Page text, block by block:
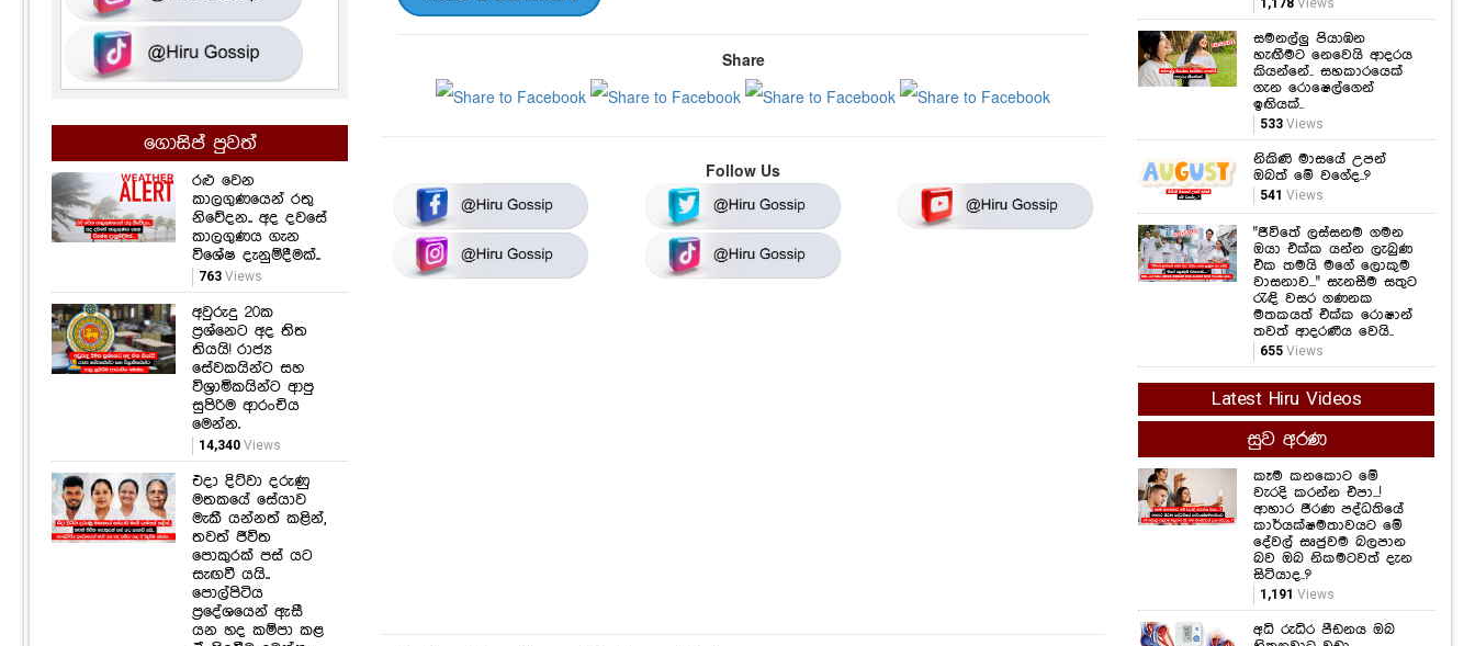
Share
Follow Us
1,178 Views
සමනල්ලු පියාඹන
හැඟීමට නෙවෙයි ආදරය
කියන්නේ.. සහකාරයෙක්
ගැන රොෂෙල්ගෙන්
ඉඟියක්..
533 Views
නිකිණි මාසයේ උපන්
ඔබත් මේ වගේද..?
541 Views
"ජීවිතේ ලස්සනම ගමන
ඔයා එක්ක යන්න ලැබුණ
එක තමයි මගේ ලොකුම
වාසනාව..." සැනසීම සතුට
රැඳි වසර ගණනක
මතකයත් එක්ක රොෂාන්
තවත් ආදරණීය වෙයි..
655 Views
Latest Hiru Videos
සුව අරණ
කෑම කනකොට මේ
වැරදි කරන්න එපා...!
ආහාර ජීරණ පද්ධතියේ
කාර්යක්ෂමතාවයට මේ
දේවල් සෘජුවම බලපාන
බව ඔබ නිකමටවත් දැන
සිටියාද..?
1,191 Views
අධි රුධිර පීඩනය ඔබ
ගොසිප් පුවත්
රළු වෙන
කාලගුණයෙන් රතු
නිවේදන.. අද දවසේ
කාලගුණය ගැන
විශේෂ දැනුම්දීමක්..
763Views
අවුරුදු 20ක
ප්‍රශ්නෙට අද තිත
තියයි! රාජ්‍ය
සේවකයින්ට සහ
විශ්‍රාමිකයින්ට ආපු
සුපිරිම ආරංචිය
මෙන්න.
14,340Views
එදා දිට්වා දරුණු
මතකයේ සේයාව
මැකී යන්නත් කළින්,
තවත් ජීවිත
පොකුරක් පස් යට
සැඟවී යයි..
පොල්පිටිය
ප්‍රදේශයෙන් ඇසී
යන හද කම්පා කළ